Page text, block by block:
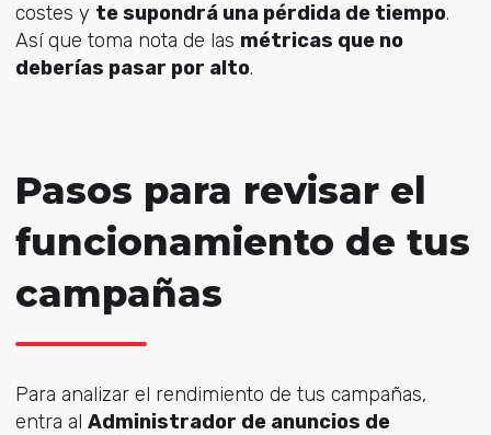
costes y te supondrá una pérdida de tiempo.
Así que toma nota de las métricas que no
deberías pasar por alto.
Pasos para revisar el
funcionamiento de tus
campañas
Para analizar el rendimiento de tus campañas,
entra al Administrador de anuncios de